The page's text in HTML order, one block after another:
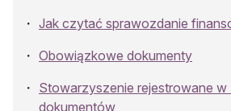
Jak czytać sprawozdanie
Obowiązkowe dokumenty
Stowarzyszenie rejestrowane
dokumentów